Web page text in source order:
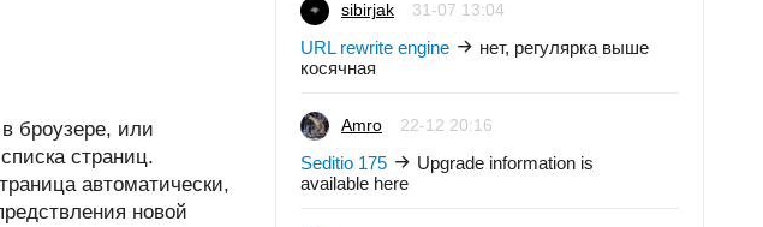
броузере, или
страниц.
автоматически,
новой
sibirjak 31-07 13:04
URL rewrite engine
нет, регулярка выше
косячная
Amro 22-12 20:16
Seditio 175
Upgrade information is
available here